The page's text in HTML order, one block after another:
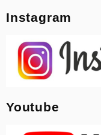
Instagram
Youtube